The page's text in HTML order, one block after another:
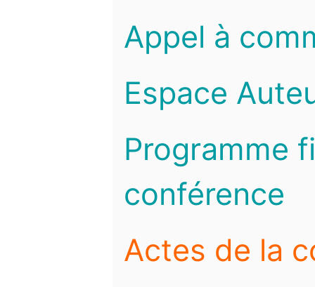
Appel à
Espace
Programme
conférence
Actes de la